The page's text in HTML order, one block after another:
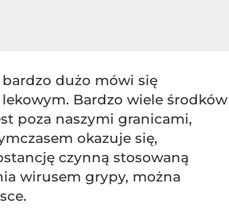
dużo mówi się
Bardzo wiele środków
poza naszymi granicami,
okazuje się,
czynną stosowaną
wirusem grypy, można